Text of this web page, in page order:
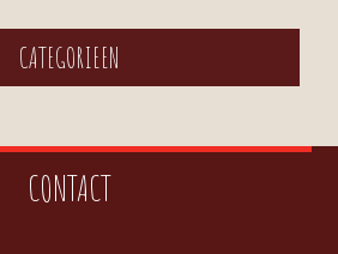
CATEGORIEEN
CONTACT